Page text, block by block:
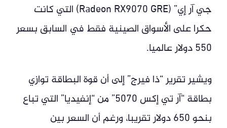
جي آر إي” (Radeon RX9070 GRE) التي كانت
حكرا على الأسواق الصينية فقط في السابق بسعر
550 دولار عالميا.
ويشير تقرير “ذا فيرج” إلى أن قوة البطاقة توازي
بطاقة “آر تي إكس 5070” من “إنفيديا” التي تباع
بنحو 650 دولار تقريبا، ورغم أن السعر بين